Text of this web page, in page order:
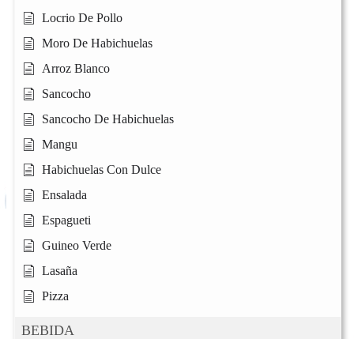
Locrio De Pollo
Moro De Habichuelas
Arroz Blanco
Sancocho
Sancocho De Habichuelas
Mangu
Habichuelas Con Dulce
Ensalada
Espagueti
Guineo Verde
Lasaña
Pizza
BEBIDA